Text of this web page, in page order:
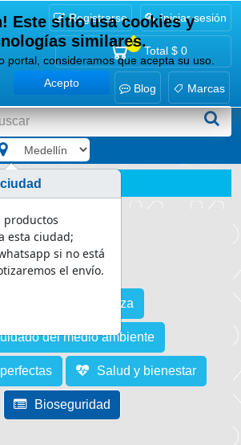
Registrarse Iniciar sesión
0
Total $ 0
Blog Marcas
Asesoría en limpieza
del medio ambiente
Salud y bienestar
Bioseguridad
Este sitio usa cookies y
similares.
portal, consideramos que acepta su uso.
Acepto
productos
esta ciudad;
si no está
el envío.